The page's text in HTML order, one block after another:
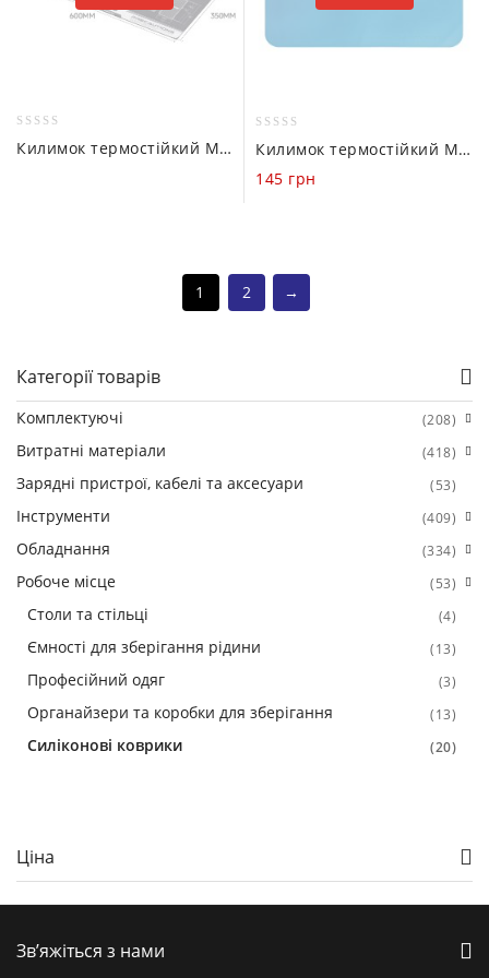
out
Килимок термостійкий MasterGo MG-V02 (600 х 350mm)
out
of
Килимок термостійкий Mechanic V59 (300 х 200mm)
145 грн
1 2 →
Категорії товарів
Комплектуючі (208)
Витратні матеріали (418)
Зарядні пристрої, кабелі та аксесуари (53)
Інструменти (409)
Обладнання (334)
Робоче місце (53)
Столи та стільці (4)
Ємності для зберігання рідини (13)
Професійний одяг (3)
Органайзери та коробки для зберігання (13)
Силіконові коврики (20)
Ціна
Зв’яжіться з нами